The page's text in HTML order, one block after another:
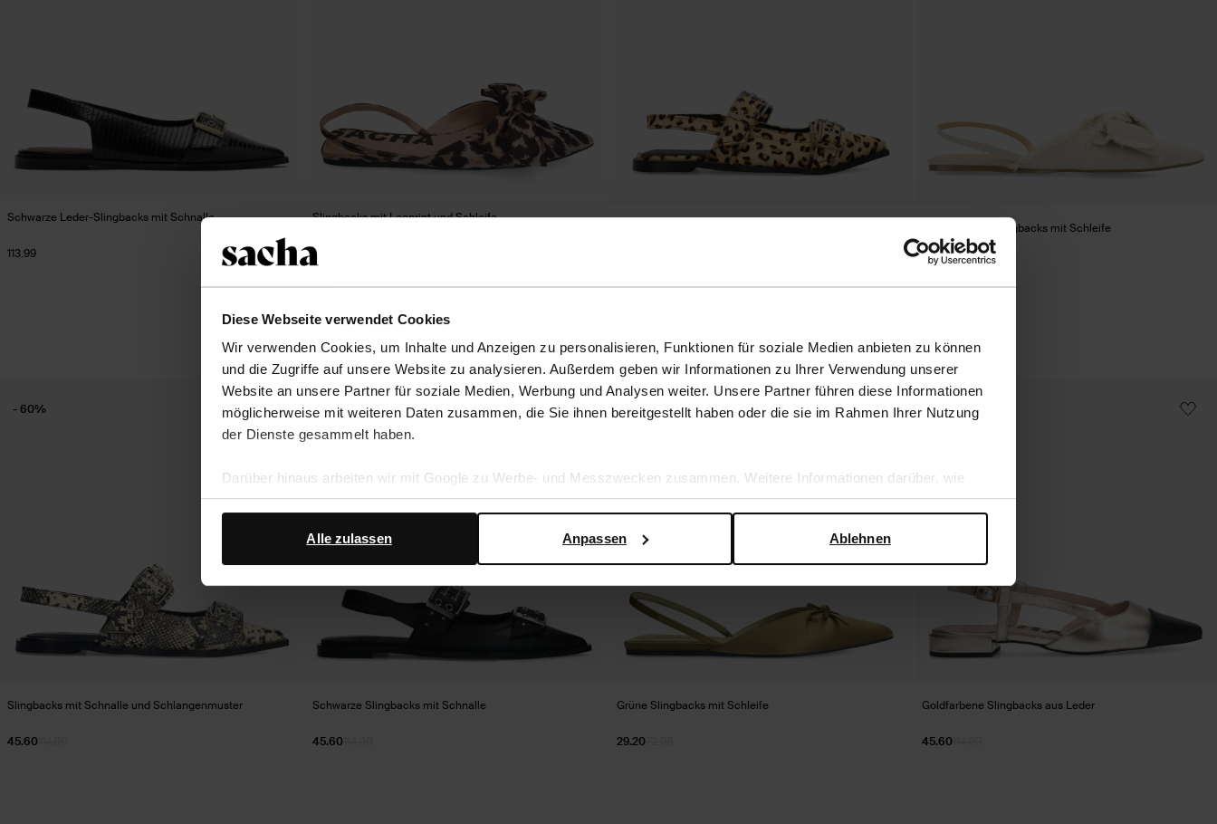
Diese Webseite verwendet Cookies
Wir verwenden Cookies, um Inhalte und Anzeigen zu personalisieren, Funktionen für soziale Medien anbieten zu können
und die Zugriffe auf unsere Website zu analysieren. Außerdem geben wir Informationen zu Ihrer Verwendung unserer
Website an unsere Partner für soziale Medien, Werbung und Analysen weiter. Unsere Partner führen diese Informationen
möglicherweise mit weiteren Daten zusammen, die Sie ihnen bereitgestellt haben oder die sie im Rahmen Ihrer Nutzung
der Dienste gesammelt haben.
Darüber hinaus arbeiten wir mit Google zu Werbe- und Messzwecken zusammen. Weitere Informationen darüber, wie
Google Ihre personenbezogenen Daten verwendet, finden Sie auf derSeite zur geschäftlichen Sicherheit und zum
Ablehnen
Anpassen
Alle zulassen
Schwarze Leder-Slingbacks mit Schnalle
113.99
Slingbacks mit Leoprint und Schleife
43.79
Beigefarbene Slingbacks mit Schleife
73.00
43.79
Slingbacks mit Schnalle und Schlangenmuster
45.60
- 60%
Schwarze Slingbacks mit Schnalle
114.00
45.60
- 60%
Grüne Slingbacks mit Schleife
29.20
- 60%
Goldfarbene Slingbacks aus Leder
114.00
45.60
- 60%